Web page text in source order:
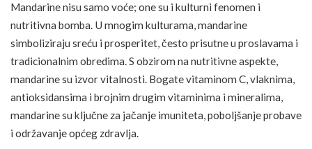
Mandarine nisu samo voće; one su i kulturni fenomen i
nutritivna bomba. U mnogim kulturama, mandarine
simboliziraju sreću i prosperitet, često prisutne u proslavama i
tradicionalnim obredima. S obzirom na nutritivne aspekte,
mandarine su izvor vitalnosti. Bogate vitaminom C, vlaknima,
antioksidansima i brojnim drugim vitaminima i mineralima,
mandarine su ključne za jačanje imuniteta, poboljšanje probave
i održavanje općeg zdravlja.